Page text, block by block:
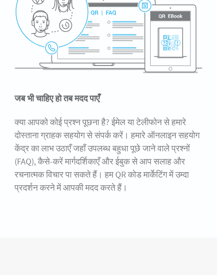
जब भी चाहिए हो तब मदद पाएँ
क्या आपको कोई प्रश्न पूछना है? ईमेल या टेलीफोन से हमारे
दोस्ताना ग्राहक सहयोग से संपर्क करें। हमारे ऑनलाइन सहयोग
केंद्र का लाभ उठाएँ जहाँ उपलब्ध बहुधा पूछे जाने वाले प्रश्नों
(FAQ), कैसे-करें मार्गदर्शिकाएँ और ईबुक से आप सलाह और
रचनात्मक विचार पा सकते हैं। हम QR कोड मार्केटिंग में उम्दा
प्रदर्शन करने में आपकी मदद करते हैं।